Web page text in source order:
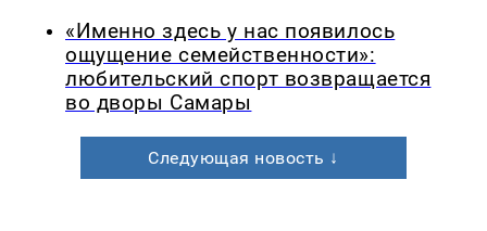
«Именно здесь у нас появилось
ощущение семейственности»:
любительский спорт возвращается
во дворы Самары
Следующая новость ↓